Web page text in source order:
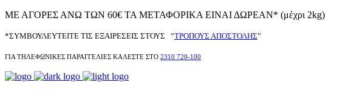
ΜΕ ΑΓΟΡΕΣ ΑΝΩ ΤΩΝ 60€ ΤΑ ΜΕΤΑΦΟΡΙΚΑ ΕΙΝΑΙ ΔΩΡΕΑΝ* (μέχρι 2kg)
*ΣΥΜΒΟΥΛΕΥΤΕΙΤΕ ΤΙΣ ΕΞΑΙΡΕΣΕΙΣ ΣΤΟΥΣ “ΤΡΟΠΟΥΣ ΑΠΟΣΤΟΛΗΣ”
ΓΙΑ ΤΗΛΕΦΩΝΙΚΕΣ ΠΑΡΑΓΓΕΛΙΕΣ ΚΑΛΕΣΤΕ ΣΤΟ 2310 720-100